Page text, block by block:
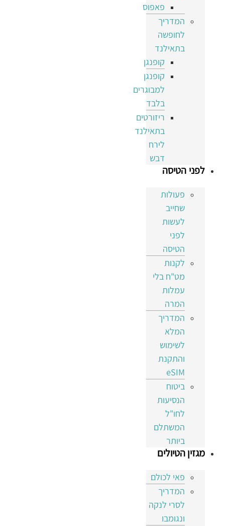
פאפוס
המדריך
לחופשה
בתאילנד
קופנגן
קופנגן
למבוגרים
בלבד
ריזורטים
בתאילנד
לירח
דבש
לפני הטיסה
פעולות
שחייב
לעשות
לפני
הטיסה
לקנות
מט"ח בלי
עמלות
המרה
המדריך
המלא
לשימוש
והתקנת
eSIM
ביטוח
הנסיעות
לחו"ל
המשתלם
ביותר
מגזין הטיולים
פאי לכולם
המדריך
לסרי לנקה
ונגומבו